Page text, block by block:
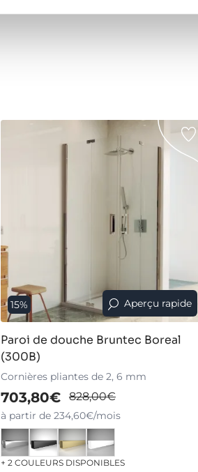
15% Aperçu rapide
Paroi de douche Bruntec Boreal
(300B)
Cornières pliantes de 2, 6 mm
703,80€ 828,00€
à partir de 234,60€/mois
+ 2 COULEURS DISPONIBLES